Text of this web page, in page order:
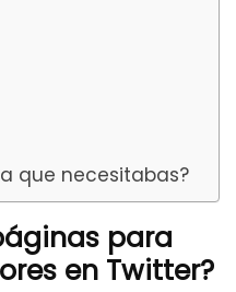
que necesitabas?
para
en Twitter?